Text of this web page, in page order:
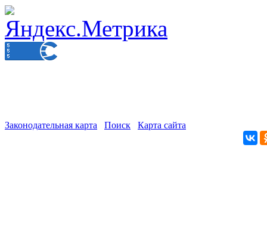
Законодательная карта Поиск Карта сайта